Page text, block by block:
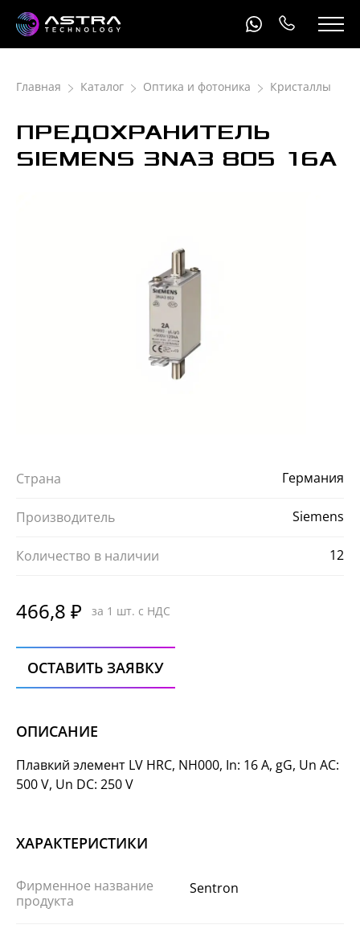
Главная Каталог Оптика и фотоника Кристаллы
ПРЕДОХРАНИТЕЛЬ
SIEMENS 3NA3 805 16A
Страна Германия
Производитель Siemens
Количество в наличии 12
466,8 ₽ за 1 шт. с НДС
ОСТАВИТЬ ЗАЯВКУ
ОПИСАНИЕ
Плавкий элемент LV HRC, NH000, In: 16 A, gG, Un AC:
500 V, Un DC: 250 V
ХАРАКТЕРИСТИКИ
Фирменное название
продукта
Sentron